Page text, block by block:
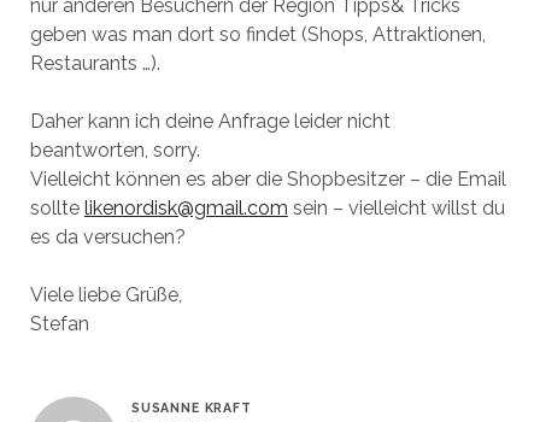
nur anderen Besuchern der Region Tipps& Tricks
geben was man dort so findet (Shops, Attraktionen,
Restaurants …).
Daher kann ich deine Anfrage leider nicht
beantworten, sorry.
Vielleicht können es aber die Shopbesitzer – die Email
sollte likenordisk@gmail.com sein – vielleicht willst du
es da versuchen?
Viele liebe Grüße,
Stefan
SUSANNE KRAFT